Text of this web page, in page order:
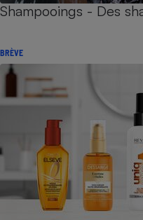
Shampooings - Des
BRÈVE